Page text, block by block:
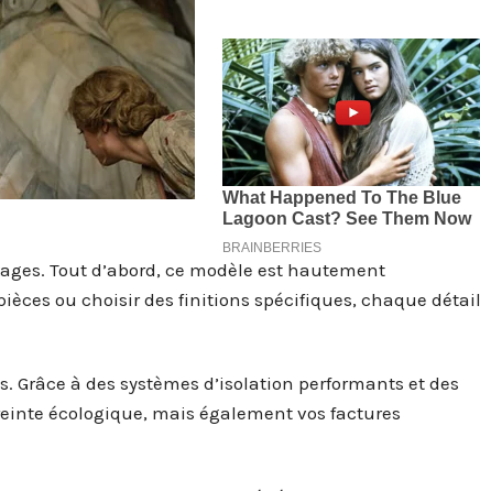
Tout d’abord, ce modèle est hautement
ou choisir des finitions spécifiques, chaque détail
Grâce à des systèmes d’isolation performants et des
écologique, mais également vos factures